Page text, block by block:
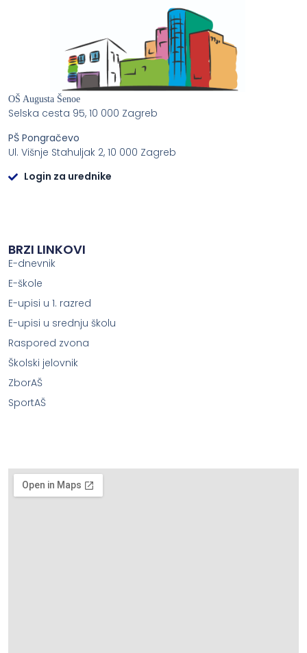
OŠ Augusta Šenoe
Selska cesta 95, 10 000 Zagreb
PŠ Pongračevo
Ul. Višnje Stahuljak 2, 10 000 Zagreb
Login za urednike
BRZI LINKOVI
E-dnevnik
E-škole
E-upisi u 1. razred
E-upisi u srednju školu
Raspored zvona
Školski jelovnik
ZborAŠ
SportAŠ